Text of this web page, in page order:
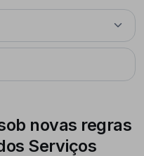
novas regras
Serviços